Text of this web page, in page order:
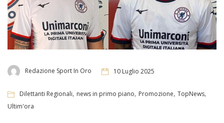
Redazione Sport In Oro 10 Luglio 2025
Dilettanti Regionali, news in primo piano, Promozione, TopNews,
Ultim'ora